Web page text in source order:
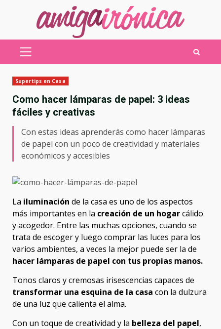
MENÚ
Supertips en Casa
Como hacer lámparas de papel: 3 ideas
fáciles y creativas
Con estas ideas aprenderás como hacer lámparas
de papel con un poco de creatividad y materiales
económicos y accesibles
La iluminación de la casa es uno de los aspectos
más importantes en la creación de un hogarcálido
y acogedor. Entre las muchas opciones, cuando se
trata de escoger y luego comprar las luces para los
varios ambientes, a veces la mejor puede ser la de
hacer lámparas de papel con tus propias manos.
Tonos claros y cremosas irisescencias capaces de
transformar una esquina de la casa con la dulzura
de una luz que calienta el alma.
Con un toque de creatividad y la belleza del papel,